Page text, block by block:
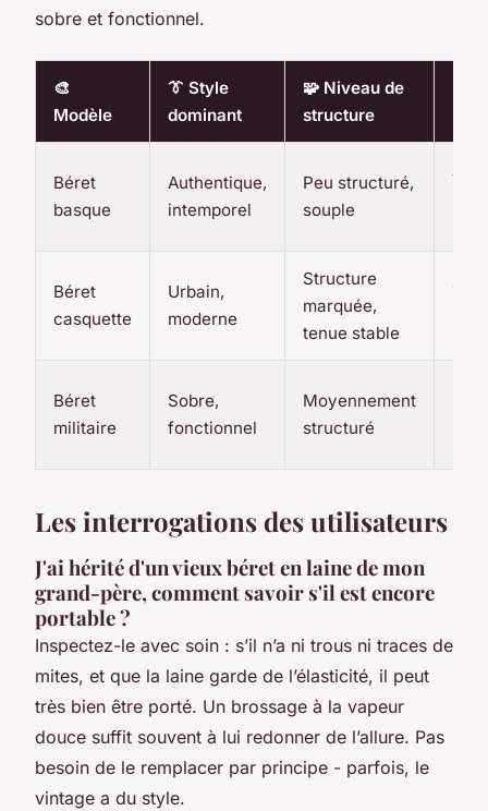
sobre et fonctionnel.
🎨
Modèle
👔 Style
dominant
🧩 Niveau de
structure
Béret
basque
Authentique,
intemporel
Peu structuré,
souple
Béret
casquette
Urbain,
moderne
Structure
marquée,
tenue stable
Béret
militaire
Sobre,
fonctionnel
Moyennement
structuré
Les interrogations des utilisateurs
J'ai hérité d'un vieux béret en laine de mon
grand-père, comment savoir s'il est encore
portable ?
Inspectez-le avec soin : s’il n’a ni trous ni traces de
mites, et que la laine garde de l’élasticité, il peut
très bien être porté. Un brossage à la vapeur
douce suffit souvent à lui redonner de l’allure. Pas
besoin de le remplacer par principe - parfois, le
vintage a du style.